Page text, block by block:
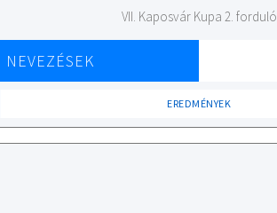
VII. Kaposvár Kupa 2. forduló
NEVEZÉSEK
EREDMÉNYEK